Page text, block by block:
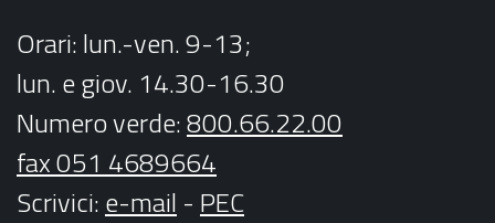
Orari: lun.-ven. 9-13;
lun. e giov. 14.30-16.30
Numero verde:800.66.22.00
fax 051 4689664
Scrivici:e-mail - PEC